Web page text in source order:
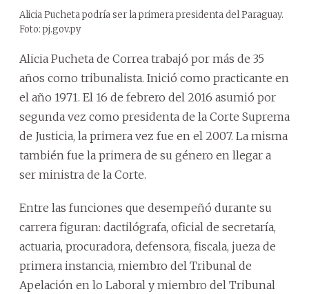
Alicia Pucheta podría ser la primera presidenta del Paraguay.
Foto: pj.gov.py
Alicia Pucheta de Correa trabajó por más de 35
años como tribunalista. Inició como practicante en
el año 1971. El 16 de febrero del 2016 asumió por
segunda vez como presidenta de la Corte Suprema
de Justicia, la primera vez fue en el 2007. La misma
también fue la primera de su género en llegar a
ser ministra de la Corte.
Entre las funciones que desempeñó durante su
carrera figuran: dactilógrafa, oficial de secretaría,
actuaria, procuradora, defensora, fiscala, jueza de
primera instancia, miembro del Tribunal de
Apelación en lo Laboral y miembro del Tribunal